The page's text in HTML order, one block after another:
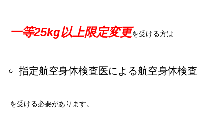
一等25kg以上限定変更を受ける方は
指定航空身体検査医による航空身体検査
を受ける必要があります。